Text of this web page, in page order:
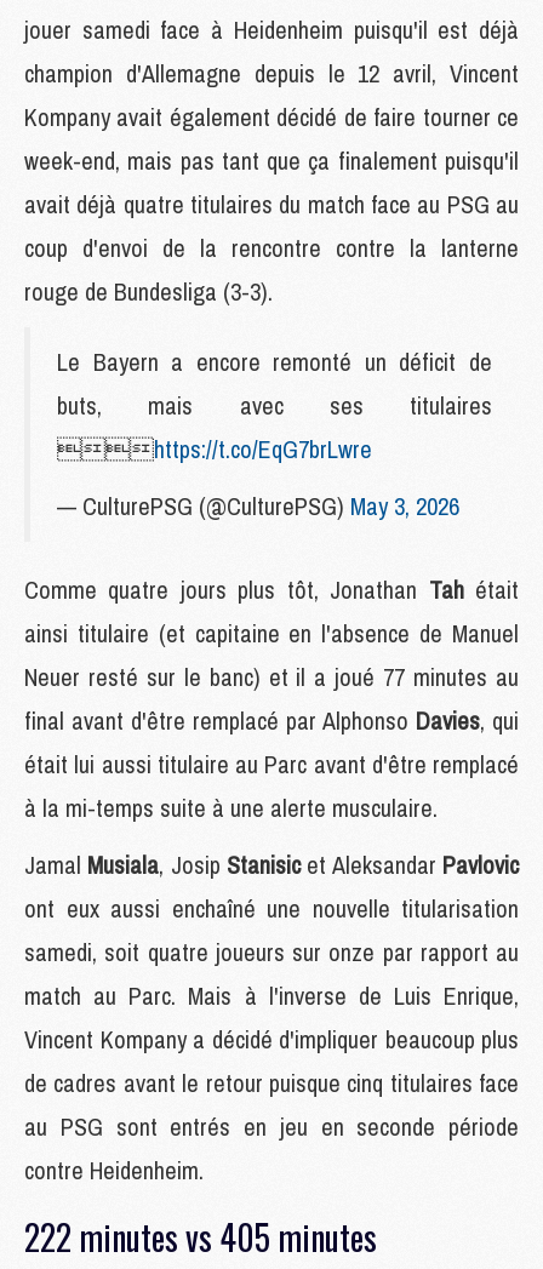
jouer samedi face à Heidenheim puisqu'il est déjà
champion d'Allemagne depuis le 12 avril, Vincent
Kompany avait également décidé de faire tourner ce
week-end, mais pas tant que ça finalement puisqu'il
avait déjà quatre titulaires du match face au PSG au
coup d'envoi de la rencontre contre la lanterne
rouge de Bundesliga (3-3).
Le Bayern a encore remonté un déficit de
buts, mais avec ses titulaires
https://t.co/EqG7brLwre
— CulturePSG (@CulturePSG) May 3, 2026
Comme quatre jours plus tôt, Jonathan Tah était
ainsi titulaire (et capitaine en l'absence de Manuel
Neuer resté sur le banc) et il a joué 77 minutes au
final avant d'être remplacé par Alphonso Davies, qui
était lui aussi titulaire au Parc avant d'être remplacé
à la mi-temps suite à une alerte musculaire.
Jamal Musiala, Josip Stanisicet Aleksandar Pavlovic
ont eux aussi enchaîné une nouvelle titularisation
samedi, soit quatre joueurs sur onze par rapport au
match au Parc. Mais à l'inverse de Luis Enrique,
Vincent Kompany a décidé d'impliquer beaucoup plus
de cadres avant le retour puisque cinq titulaires face
au PSG sont entrés en jeu en seconde période
contre Heidenheim.
222 minutes vs 405 minutes